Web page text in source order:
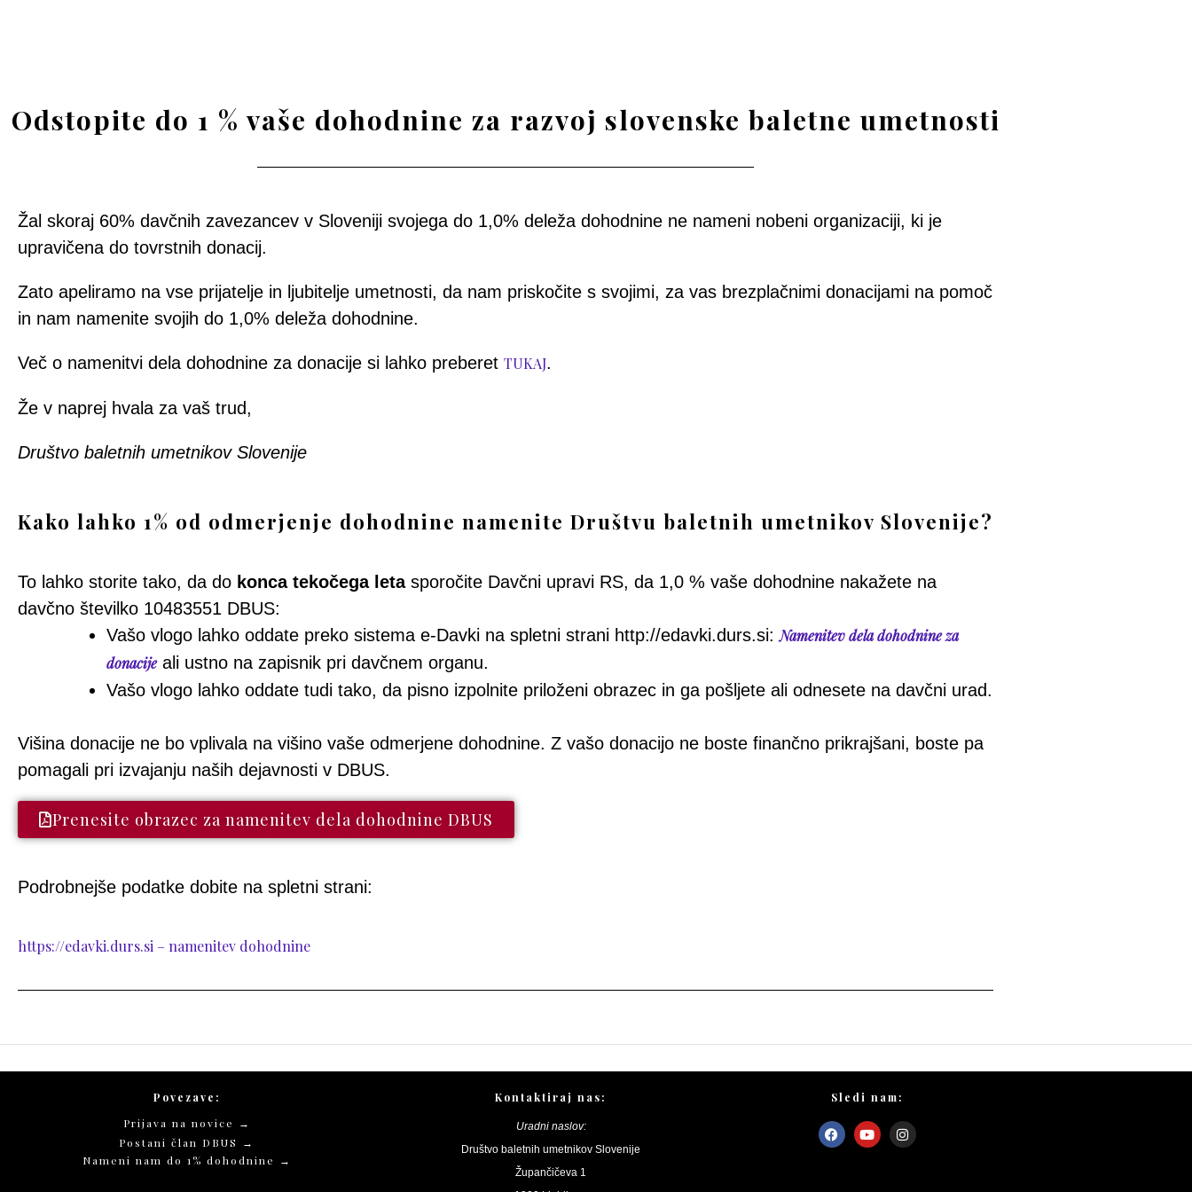
Odstopite do 1 % vaše dohodnine za razvoj slovenske baletne umetnosti
Žal skoraj 60% davčnih zavezancev v Sloveniji svojega do 1,0% deleža dohodnine ne nameni nobeni organizaciji, ki je
upravičena do tovrstnih donacij.
Zato apeliramo na vse prijatelje in ljubitelje umetnosti, da nam priskočite s svojimi, za vas brezplačnimi donacijami na pomoč
in nam namenite svojih do 1,0% deleža dohodnine.
Več o namenitvi dela dohodnine za donacije si lahko preberet TUKAJ.
Že v naprej hvala za vaš trud,
Društvo baletnih umetnikov Slovenije
Kako lahko 1% od odmerjenje dohodnine namenite Društvu baletnih umetnikov Slovenije?
To lahko storite tako, da do konca tekočega letasporočite Davčni upravi RS, da 1,0 % vaše dohodnine nakažete na
davčno številko 10483551 DBUS:
Vašo vlogo lahko oddate preko sistema e-Davki na spletni strani http://edavki.durs.si:Namenitev dela dohodnine za
donacijeali ustno na zapisnik pri davčnem organu.
Vašo vlogo lahko oddate tudi tako, da pisno izpolnite priloženi obrazec in ga pošljete ali odnesete na davčni urad.
Višina donacije ne bo vplivala na višino vaše odmerjene dohodnine. Z vašo donacijo ne boste finančno prikrajšani, boste pa
pomagali pri izvajanju naših dejavnosti v DBUS.
Prenesite obrazec za namenitev dela dohodnine DBUS
Podrobnejše podatke dobite na spletni strani:
https://edavki.durs.si – namenitev dohodnine
Povezave:
Prijava na novice →
Postani član DBUS →
Nameni nam do 1% dohodnine →
Kontaktiraj nas:
Uradni naslov:
Društvo baletnih umetnikov Slovenije
Župančičeva 1
Sledi nam: